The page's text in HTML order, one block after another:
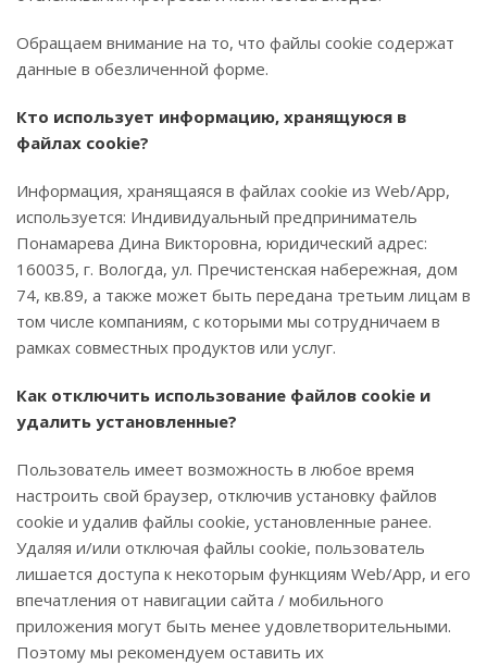
Обращаем внимание на то, что файлы cookie содержат
данные в обезличенной форме.
Кто использует информацию, хранящуюся в
файлах cookie?
Информация, хранящаяся в файлах cookie из Web/App,
используется: Индивидуальный предприниматель
Понамарева Дина Викторовна, юридический адрес:
160035, г. Вологда, ул. Пречистенская набережная, дом
74, кв.89, а также может быть передана третьим лицам в
том числе компаниям, с которыми мы сотрудничаем в
рамках совместных продуктов или услуг.
Как отключить использование файлов cookie и
удалить установленные?
Пользователь имеет возможность в любое время
настроить свой браузер, отключив установку файлов
cookie и удалив файлы cookie, установленные ранее.
Удаляя и/или отключая файлы cookie, пользователь
лишается доступа к некоторым функциям Web/App, и его
впечатления от навигации сайта / мобильного
приложения могут быть менее удовлетворительными.
Поэтому мы рекомендуем оставить их